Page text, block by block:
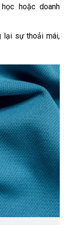
hoặc doanh
lại sự thoải mái,